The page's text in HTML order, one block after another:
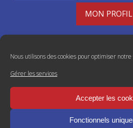
Nous utilisons des cookies pour optimiser
Gérer les services
Accepter les
Fonctionnels
MON PROFIL